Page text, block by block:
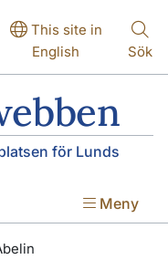
This site in
English
Sök
för Lunds
Meny